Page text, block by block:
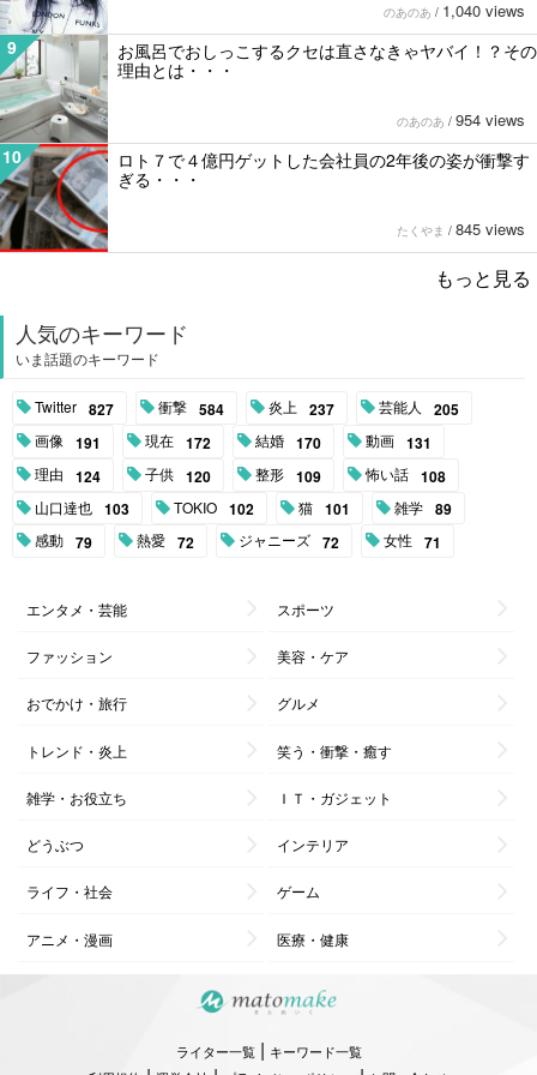
のあのあ / 1,040 views
9
お風呂でおしっこするクセは直さなきゃヤバイ！？その
理由とは・・・
のあのあ / 954 views
10
ロト７で４億円ゲットした会社員の2年後の姿が衝撃す
ぎる・・・
たくやま / 845 views
もっと見る
人気のキーワード
いま話題のキーワード
Twitter 827 衝撃 584 炎上 237 芸能人 205
画像 191 現在 172 結婚 170 動画 131
理由 124 子供 120 整形 109 怖い話 108
山口達也 103 TOKIO 102 猫 101 雑学 89
感動 79 熱愛 72 ジャニーズ 72 女性 71
エンタメ・芸能 スポーツ
ファッション 美容・ケア
おでかけ・旅行 グルメ
トレンド・炎上 笑う・衝撃・癒す
雑学・お役立ち ＩＴ・ガジェット
どうぶつ インテリア
ライフ・社会 ゲーム
アニメ・漫画 医療・健康
ライター一覧| キーワード一覧